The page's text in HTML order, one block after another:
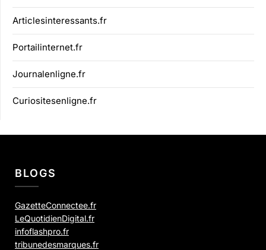
Articlesinteressants.fr
Portailinternet.fr
Journalenligne.fr
Curiositesenligne.fr
BLOGS
GazetteConnectee.fr
LeQuotidienDigital.fr
infoflashpro.fr
tribunedesmarques.fr